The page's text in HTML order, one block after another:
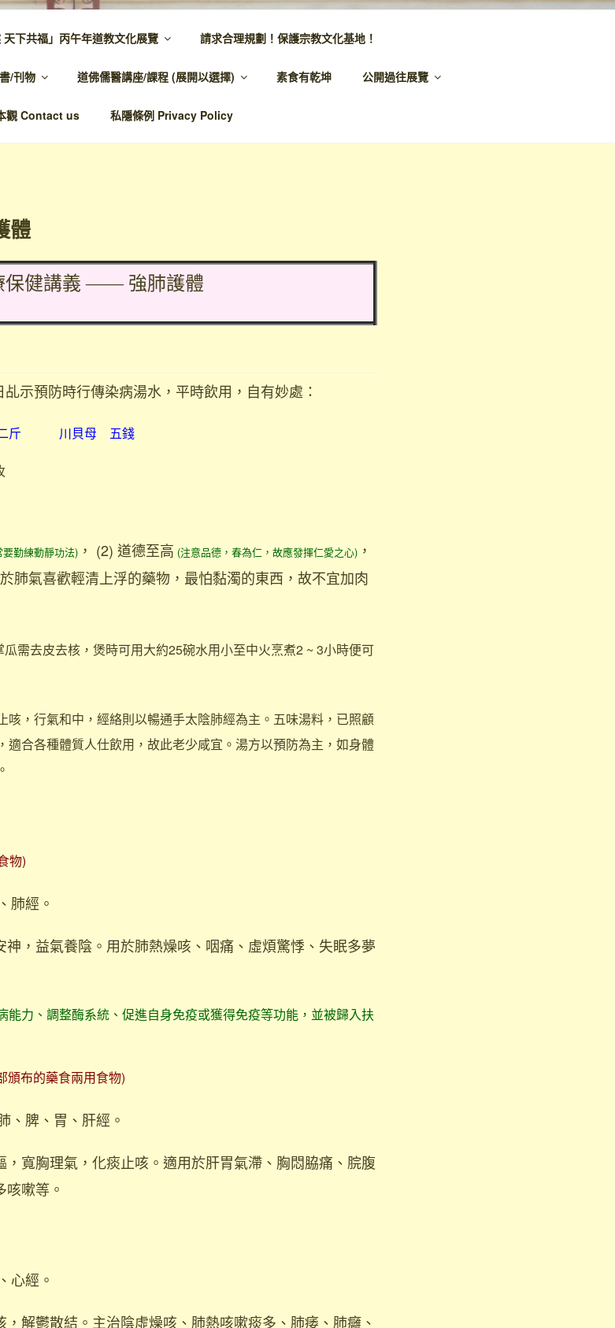
業昌興
天下共福」丙午年道教文化展覽 請求合理規劃！保護宗教文化基地！
/刊物 道佛儒醫講座/課程 (展開以選擇) 素食有乾坤 公開過往展覽
觀 Contact us 私隱條例 Privacy Policy
體
保健講義 —— 強肺護體
示預防時行傳染病湯水，平時飲用，自有妙處：
斤 川貝母 五錢
要勤練動靜功法) ， (2) 道德至高 (注意品德，春為仁，故應發揮仁愛之心) ，
肺氣喜歡輕清上浮的藥物，最怕黏濁的東西，故不宜加肉
去皮去核，煲時可用大約25碗水用小至中火烹煮2 ~ 3小時便可
，行氣和中，經絡則以暢通手太陰肺經為主。五味湯料，已照顧
適合各種體質人仕飲用，故此老少咸宜。湯方以預防為主，如身體
物)
肺經。
，益氣養陰。用於肺熱燥咳、咽痛、虛煩驚悸、失眠多夢
能力、調整酶系統、促進自身免疫或獲得免疫等功能，並被歸入扶
頒布的藥食兩用食物)
、脾、胃、肝經。
寬胸理氣，化痰止咳。適用於肝胃氣滯、胸悶脇痛、脘腹
嗽等。
心經。
解鬱散結。主治陰虛燥咳、肺熱咳嗽痰多、肺痿、肺癰、